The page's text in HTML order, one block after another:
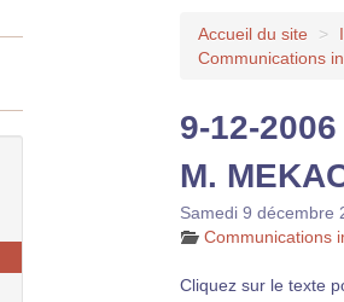
Accueil du site >
Communications
9-12-
M.
Samedi 9 décembre
Communications
Cliquez sur le texte